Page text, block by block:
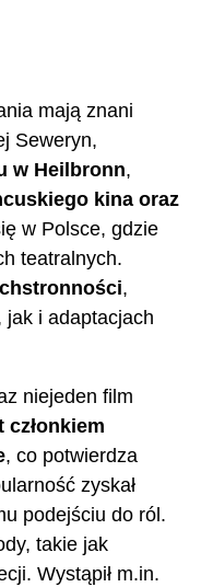
mają znani
Seweryn,
w Heilbronn,
kina oraz
w Polsce, gdzie
teatralnych.
,
i adaptacjach
niejeden film
członkiem
, co potwierdza
zyskał
podejściu do ról.
takie jak
Wystąpił m.in.